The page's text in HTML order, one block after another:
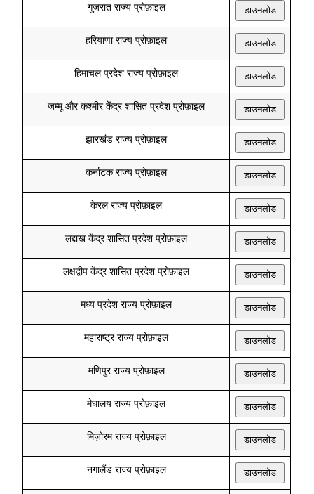
गुजरात राज्य प्रोफ़ाइल डाउनलोड
हरियाणा राज्य प्रोफ़ाइल डाउनलोड
हिमाचल प्रदेश राज्य प्रोफ़ाइल डाउनलोड
जम्मू और कश्मीर केंद्र शासित प्रदेश प्रोफ़ाइल डाउनलोड
झारखंड राज्य प्रोफ़ाइल डाउनलोड
कर्नाटक राज्य प्रोफ़ाइल डाउनलोड
केरल राज्य प्रोफ़ाइल डाउनलोड
लद्दाख केंद्र शासित प्रदेश प्रोफ़ाइल डाउनलोड
लक्षद्वीप केंद्र शासित प्रदेश प्रोफ़ाइल डाउनलोड
मध्य प्रदेश राज्य प्रोफ़ाइल डाउनलोड
महाराष्ट्र राज्य प्रोफ़ाइल डाउनलोड
मणिपुर राज्य प्रोफ़ाइल डाउनलोड
मेघालय राज्य प्रोफ़ाइल डाउनलोड
मिज़ोरम राज्य प्रोफ़ाइल डाउनलोड
नगालैंड राज्य प्रोफ़ाइल डाउनलोड